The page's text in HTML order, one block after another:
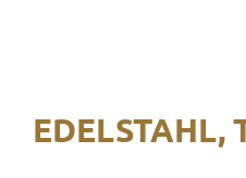
EDELSTAHL,